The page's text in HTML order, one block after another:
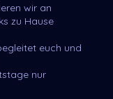
wir an
zu Hause
euch und
nur